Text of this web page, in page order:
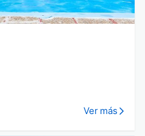
Ver más